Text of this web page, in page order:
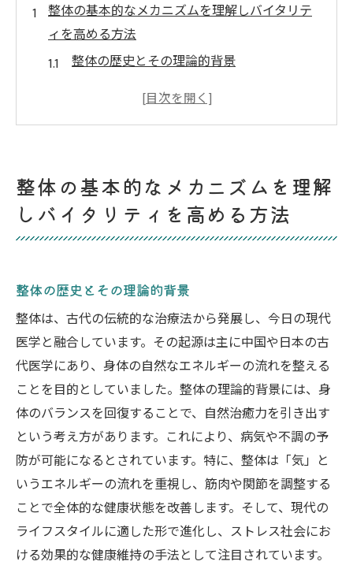
整体の基本的なメカニズムを理解しバイタリテ
ィを高める方法
整体の歴史とその理論的背景
身体のエネルギー循環を促進する整体技術
整体を通じた心身の調和の重要性
整体で得られるバイタリティ向上の具体的なメ
リット
免疫力の向上と健康保持
疲労回復とエネルギーの増加
姿勢改善と身体痛の緩和
精神的な集中力の向上
整体による睡眠の質の改善
日常生活に整体を効果的に取り入れるコツ
整体を日常に取り入れる簡単な方法
自宅でできるセルフ整体の紹介
整体を受けるタイミングと頻度
整体の効果を最大化するための生活習慣
職場で実践できる整体的アプローチ
整体の基本的なメカニズムを理解
しバイタリティを高める方法
整体の歴史とその理論的背景
整体は、古代の伝統的な治療法から発展し、今日の現代
医学と融合しています。その起源は主に中国や日本の古
代医学にあり、身体の自然なエネルギーの流れを整える
ことを目的としていました。整体の理論的背景には、身
体のバランスを回復することで、自然治癒力を引き出す
という考え方があります。これにより、病気や不調の予
防が可能になるとされています。特に、整体は「気」と
いうエネルギーの流れを重視し、筋肉や関節を調整する
ことで全体的な健康状態を改善します。そして、現代の
ライフスタイルに適した形で進化し、ストレス社会にお
ける効果的な健康維持の手法として注目されています。